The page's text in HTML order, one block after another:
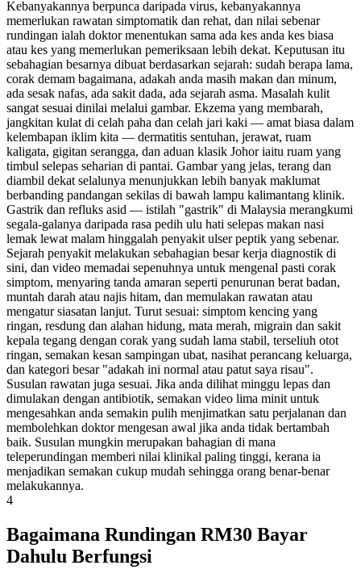
Kebanyakannya berpunca daripada virus, kebanyakannya
memerlukan rawatan simptomatik dan rehat, dan nilai sebenar
rundingan ialah doktor menentukan sama ada kes anda kes biasa
atau kes yang memerlukan pemeriksaan lebih dekat. Keputusan itu
sebahagian besarnya dibuat berdasarkan sejarah: sudah berapa lama,
corak demam bagaimana, adakah anda masih makan dan minum,
ada sesak nafas, ada sakit dada, ada sejarah asma. Masalah kulit
sangat sesuai dinilai melalui gambar. Ekzema yang membarah,
jangkitan kulat di celah paha dan celah jari kaki — amat biasa dalam
kelembapan iklim kita — dermatitis sentuhan, jerawat, ruam
kaligata, gigitan serangga, dan aduan klasik Johor iaitu ruam yang
timbul selepas seharian di pantai. Gambar yang jelas, terang dan
diambil dekat selalunya menunjukkan lebih banyak maklumat
berbanding pandangan sekilas di bawah lampu kalimantang klinik.
Gastrik dan refluks asid — istilah "gastrik" di Malaysia merangkumi
segala-galanya daripada rasa pedih ulu hati selepas makan nasi
lemak lewat malam hinggalah penyakit ulser peptik yang sebenar.
Sejarah penyakit melakukan sebahagian besar kerja diagnostik di
sini, dan video memadai sepenuhnya untuk mengenal pasti corak
simptom, menyaring tanda amaran seperti penurunan berat badan,
muntah darah atau najis hitam, dan memulakan rawatan atau
mengatur siasatan lanjut. Turut sesuai: simptom kencing yang
ringan, resdung dan alahan hidung, mata merah, migrain dan sakit
kepala tegang dengan corak yang sudah lama stabil, terseliuh otot
ringan, semakan kesan sampingan ubat, nasihat perancang keluarga,
dan kategori besar "adakah ini normal atau patut saya risau".
Susulan rawatan juga sesuai. Jika anda dilihat minggu lepas dan
dimulakan dengan antibiotik, semakan video lima minit untuk
mengesahkan anda semakin pulih menjimatkan satu perjalanan dan
membolehkan doktor mengesan awal jika anda tidak bertambah
baik. Susulan mungkin merupakan bahagian di mana
teleperundingan memberi nilai klinikal paling tinggi, kerana ia
menjadikan semakan cukup mudah sehingga orang benar-benar
melakukannya.
4
Bagaimana Rundingan RM30 Bayar
Dahulu Berfungsi